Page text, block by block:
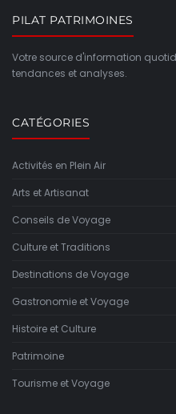
PILAT PATRIMOINES
Votre source d'information
tendances et analyses.
CATÉGORIES
Activités en Plein Air
Arts et Artisanat
Conseils de Voyage
Culture et Traditions
Destinations de Voyage
Gastronomie et Voyage
Histoire et Culture
Patrimoine
Tourisme et Voyage